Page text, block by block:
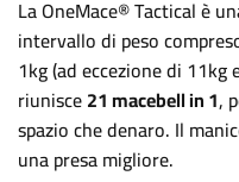
La OneMace® Tactical è
intervallo di peso
1kg (ad eccezione di
riunisce21 macebell in 1,
spazio che denaro. Il
una presa migliore.